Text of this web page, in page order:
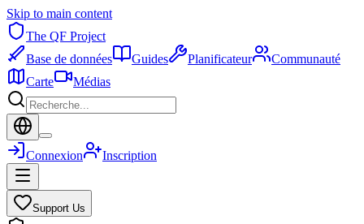
Skip to main content
The QF Project
Base de données
Guides Planificateur
Communauté
Carte
Médias
Connexion Inscription
Support Us